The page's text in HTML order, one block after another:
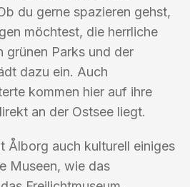
du gerne spazieren gehst,
möchtest, die herrliche
grünen Parks und der
dazu ein. Auch
kommen hier auf ihre
an der Ostsee liegt.
Ålborg auch kulturell einiges
Museen, wie das